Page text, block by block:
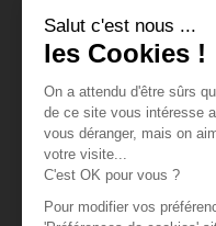
Salut c'est nous ...
les Cookies !
On a attendu d'être sûrs
de ce site vous intéresse
vous déranger, mais on
votre visite...
C'est OK pour vous ?
Pour modifier vos
On